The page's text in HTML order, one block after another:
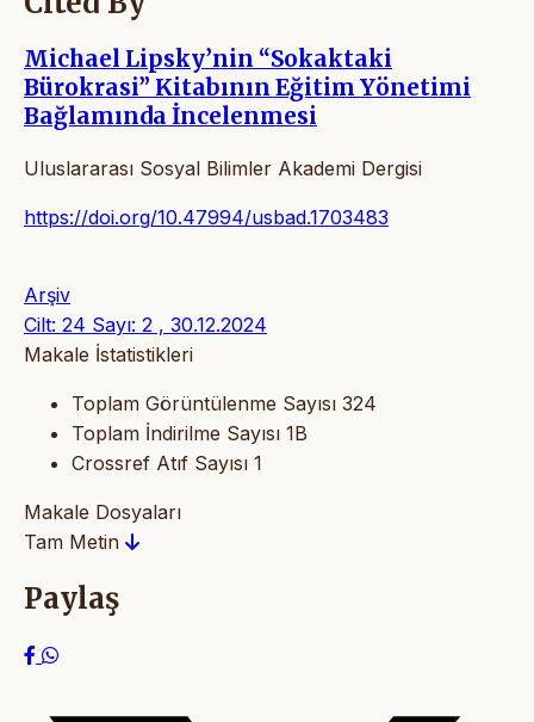
Michael Lipsky’nin “Sokaktaki
Bürokrasi” Kitabının Eğitim Yönetimi
Bağlamında İncelenmesi
Uluslararası Sosyal Bilimler Akademi Dergisi
https://doi.org/10.47994/usbad.1703483
Arşiv
Cilt: 24 Sayı: 2 , 30.12.2024
Makale İstatistikleri
Toplam Görüntülenme Sayısı 324
Toplam İndirilme Sayısı 1B
Crossref Atıf Sayısı 1
Makale Dosyaları
Tam Metin
Paylaş